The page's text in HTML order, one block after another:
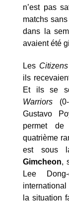
n’est pas
matchs
dans la
avaient été
Les Citizens
ils
Et ils se
Warriors
Gustavo
permet
quatrième
est sous
Gimcheon,
Lee
la situation